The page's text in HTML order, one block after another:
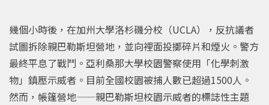
幾個小時後，在加州大學洛杉磯分校（UCLA），反抗議者
試圖拆除親巴勒斯坦營地，並向裡面投擲碎片和煙火。警方
最終平息了戰鬥。亞利桑那大學校園警察使用「化學刺激
物」鎮壓示威者。目前全國校園被捕人數已超過1500人。
然而，帳篷營地——親巴勒斯坦校園示威者的標誌性主題